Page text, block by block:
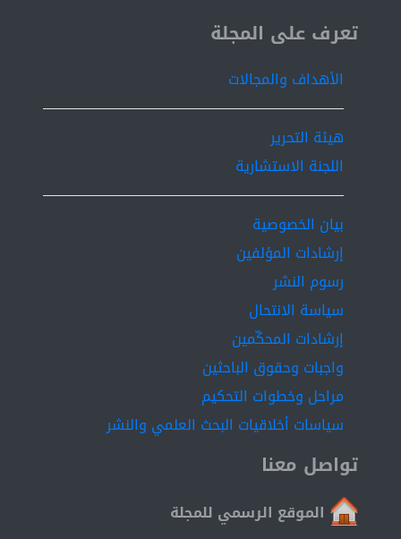
tumor, or no tumor. The results show that our CNN
model Achieved (97%) accuracy which is approaching
one of the best models VGG-16 (99%), while others
score about ResNet-50 (91%), still our model have a
good accuracy with minimum computational overhead
which is advantages.................. Keyword.............. (Brain
Tumor, Medical Imaging, Deep Learning, Convolutional
Neural Networks (CNNs), VGG16, ResNet50, Custom
CNN Model, MRI (Magnetic Resonance Imaging)).
ISSN 2519-9854
تعرف على المجلة
الأهداف والمجالات
هيئة التحرير
اللجنة الاستشارية
بيان الخصوصية
إرشادات المؤلفين
رسوم النشر
سياسة الانتحال
إرشادات المحكّمين
واجبات وحقوق الباحثين
مراحل وخطوات التحكيم
سياسات أخلاقيات البحث العلمي والنشر
تواصل معنا
الموقع الرسمي للمجلة